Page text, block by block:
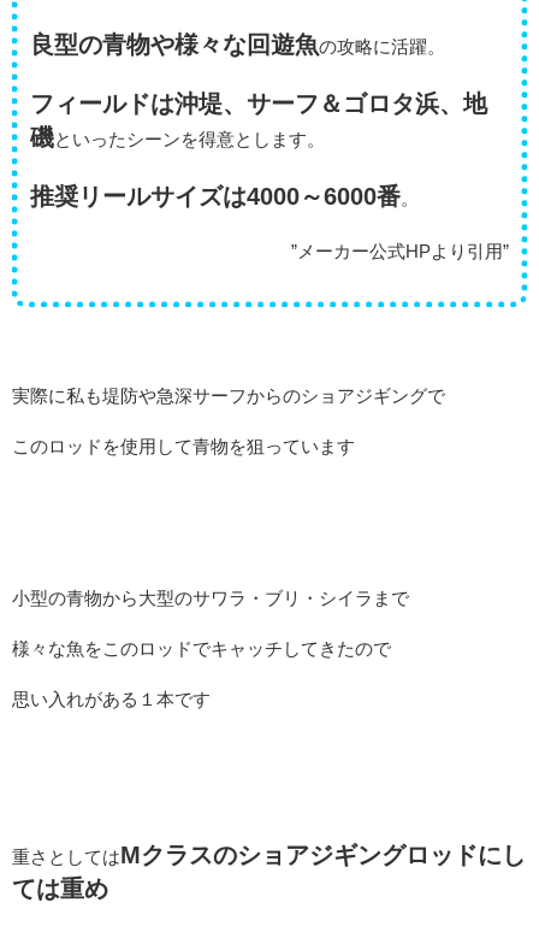
良型の青物や様々な回遊魚の攻略に活躍。
フィールドは沖堤、サーフ＆ゴロタ浜、地
磯といったシーンを得意とします。
推奨リールサイズは4000～6000番。
”メーカー公式HPより引用”
実際に私も堤防や急深サーフからのショアジギングで
このロッドを使用して青物を狙っています
小型の青物から大型のサワラ・ブリ・シイラまで
様々な魚をこのロッドでキャッチしてきたので
思い入れがある１本です
重さとしてはMクラスのショアジギングロッドにし
ては重め